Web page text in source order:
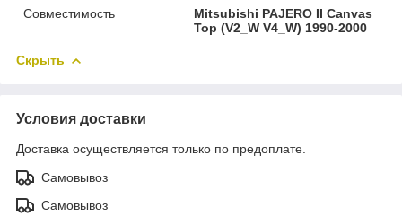
Совместимость
Mitsubishi PAJERO II Canvas
Top (V2_W V4_W) 1990-2000
Скрыть
Условия доставки
Доставка осуществляется только по предоплате.
Самовывоз
Самовывоз